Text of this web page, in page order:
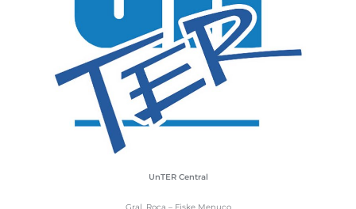
UnTER Central